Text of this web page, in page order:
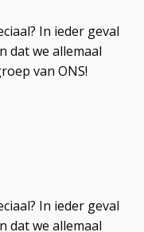
In ieder geval
dat we allemaal
van ONS!
In ieder geval
dat we allemaal